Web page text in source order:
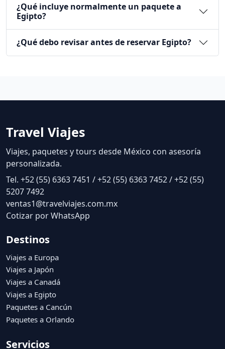
¿Qué incluye normalmente un paquete a
Egipto?
¿Qué debo revisar antes de reservar Egipto?
Travel Viajes
Viajes, paquetes y tours desde México con asesoría
personalizada.
Tel. +52 (55) 6363 7451 / +52 (55) 6363 7452 / +52 (55)
5207 7492
ventas1@travelviajes.com.mx
Cotizar por WhatsApp
Destinos
Viajes a Europa
Viajes a Japón
Viajes a Canadá
Viajes a Egipto
Paquetes a Cancún
Paquetes a Orlando
Servicios